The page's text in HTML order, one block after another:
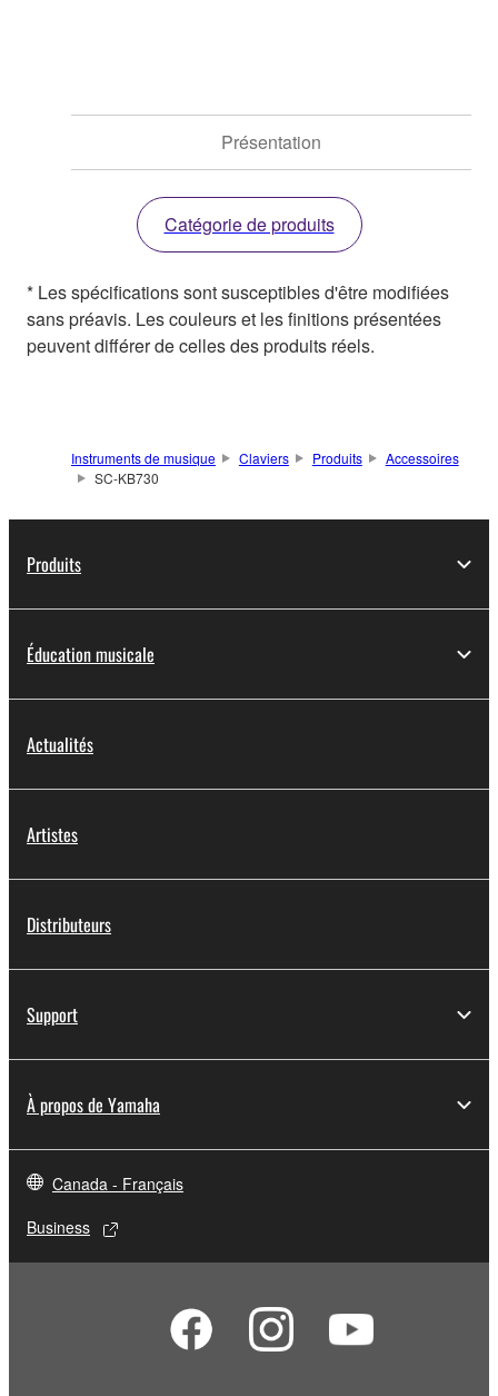
Présentation
Catégorie de produits
* Les spécifications sont susceptibles d'être modifiées
sans préavis. Les couleurs et les finitions présentées
peuvent différer de celles des produits réels.
Instruments de musique Claviers Produits
Accessoires
SC-KB730
Produits
Éducation musicale
Actualités
Artistes
Distributeurs
Support
À propos de Yamaha
Canada - Français
Business